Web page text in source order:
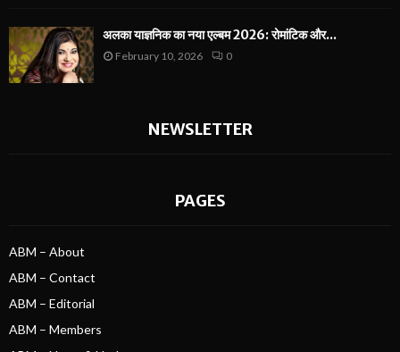
अलका याज्ञनिक का नया एल्बम 2026: रोमांटिक और...
February 10, 2026 0
NEWSLETTER
PAGES
ABM – About
ABM – Contact
ABM – Editorial
ABM – Members